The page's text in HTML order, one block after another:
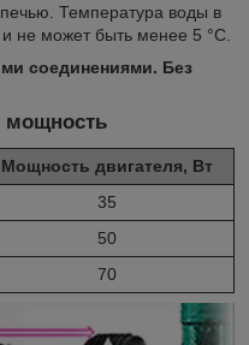
Температура воды в
не может быть менее 5 °C.
соединениями. Без
мощность
Мощность двигателя, Вт
35
50
70